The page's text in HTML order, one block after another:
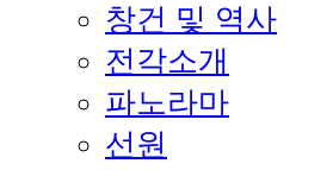
창건 및 역사
전각소개
파노라마
선원